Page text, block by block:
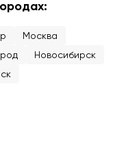
Москва
Новосибирск